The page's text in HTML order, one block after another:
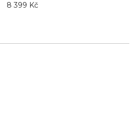
8 399 Kč